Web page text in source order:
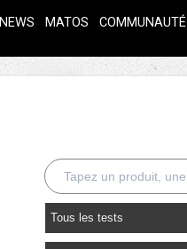
NEWS MATOS COMMUNAUTÉ
Tous les tests